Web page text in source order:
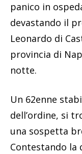
panico in
devastando il
Leonardo di
provincia di
notte.
Un 62enne
dell’ordine, si
una sospetta
Contestando la